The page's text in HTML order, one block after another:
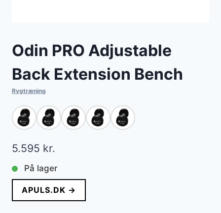
Odin PRO Adjustable
Back Extension Bench
Rygtræning
5.595 kr.
På lager
APULS.DK →